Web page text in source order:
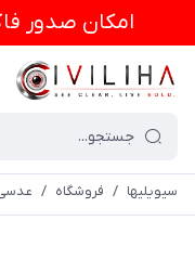
امكان صدور
سیویلیها / فروشگاه /